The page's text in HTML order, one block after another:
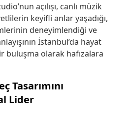
açılışı, canlı müzik
keyifli anlar yaşadığı,
deneyimlendiği ve
İstanbul’da hayat
buluşma olarak hafızalara
Tasarımını
Lider